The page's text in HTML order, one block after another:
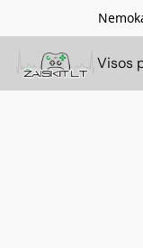
Visos